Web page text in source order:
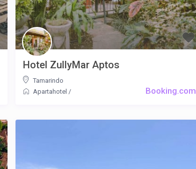
Booking.com
Hotel ZullyMar Aptos
Tamarindo
Apartahotel /